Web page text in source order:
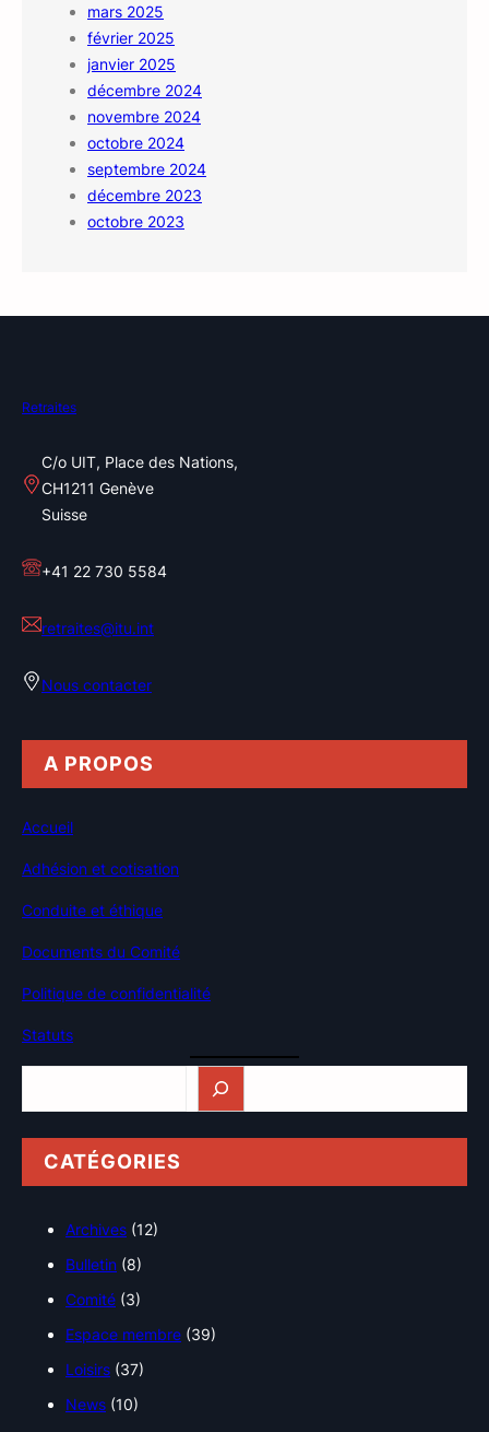
mars 2025
février 2025
janvier 2025
décembre 2024
novembre 2024
octobre 2024
septembre 2024
décembre 2023
octobre 2023
Retraites
C/o UIT, Place des Nations,
CH1211 Genève
Suisse
+41 22 730 5584
retraites@itu.int
Nous contacter
A PROPOS
Accueil
Adhésion et cotisation
Conduite et éthique
Documents du Comité
Politique de confidentialité
Statuts
CATÉGORIES
Archives (12)
Bulletin (8)
Comité (3)
Espace membre (39)
Loisirs (37)
News (10)